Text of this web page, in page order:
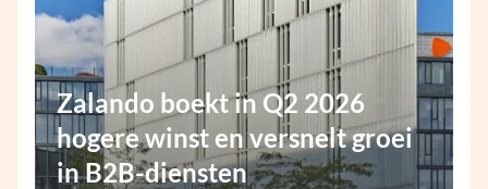
Zalando boekt in Q2 2026
hogere winst en versnelt groei
in B2B-diensten